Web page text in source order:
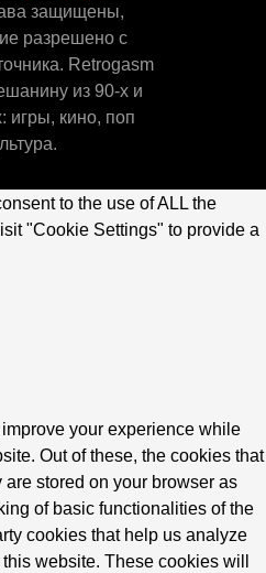
защищены,
разрешено с
Retrogasm
из 90-х и
игры, кино, поп
to the use of ALL the
"Cookie Settings" to provide a
your experience while
Out of these, the cookies that
stored on your browser as
of basic functionalities of the
cookies that help us analyze
website. These cookies will